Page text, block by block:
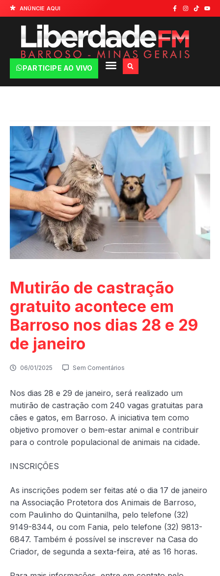
ANÚNCIE AQUI
PARTICIPE AO VIVO
Mutirão de castração
gratuito acontece em
Barroso nos dias 28 e 29
de janeiro
06/01/2025 Sem Comentários
Nos dias 28 e 29 de janeiro, será realizado um
mutirão de castração com 240 vagas gratuitas para
cães e gatos, em Barroso. A iniciativa tem como
objetivo promover o bem-estar animal e contribuir
para o controle populacional de animais na cidade.
INSCRIÇÕES
As inscrições podem ser feitas até o dia 17 de janeiro
na Associação Protetora dos Animais de Barroso,
com Paulinho do Quintanilha, pelo telefone (32)
9149-8344, ou com Fania, pelo telefone (32) 9813-
6847. Também é possível se inscrever na Casa do
Criador, de segunda a sexta-feira, até as 16 horas.